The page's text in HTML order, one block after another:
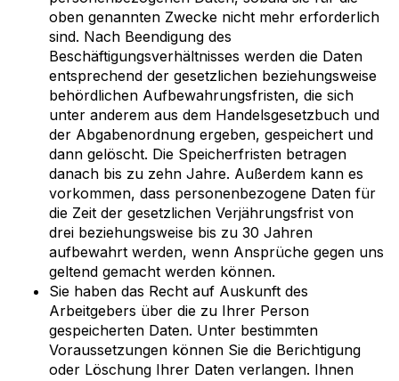
oben genannten Zwecke nicht mehr erforderlich
sind. Nach Beendigung des
Beschäftigungsverhältnisses werden die Daten
entsprechend der gesetzlichen beziehungsweise
behördlichen Aufbewahrungsfristen, die sich
unter anderem aus dem Handelsgesetzbuch und
der Abgabenordnung ergeben, gespeichert und
dann gelöscht. Die Speicherfristen betragen
danach bis zu zehn Jahre. Außerdem kann es
vorkommen, dass personenbezogene Daten für
die Zeit der gesetzlichen Verjährungsfrist von
drei beziehungsweise bis zu 30 Jahren
aufbewahrt werden, wenn Ansprüche gegen uns
geltend gemacht werden können.
Sie haben das Recht auf Auskunft des
Arbeitgebers über die zu Ihrer Person
gespeicherten Daten. Unter bestimmten
Voraussetzungen können Sie die Berichtigung
oder Löschung Ihrer Daten verlangen. Ihnen